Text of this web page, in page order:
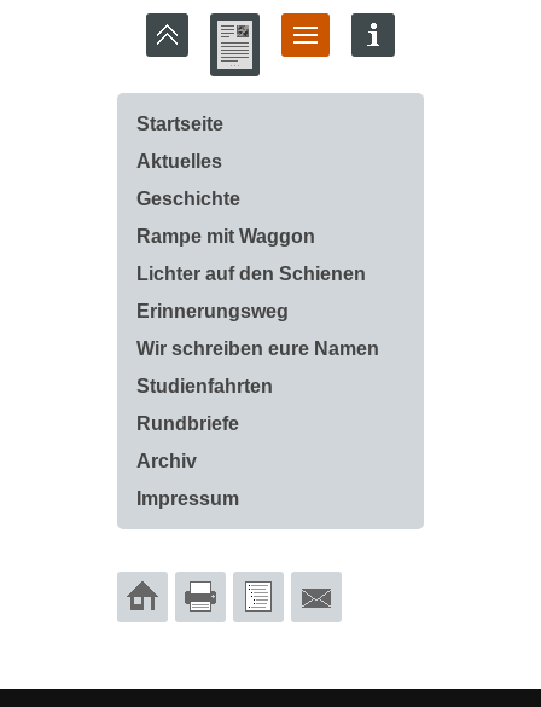
Startseite
Aktuelles
Geschichte
Rampe mit Waggon
Lichter auf den Schienen
Erinnerungsweg
Wir schreiben eure Namen
Studienfahrten
Rundbriefe
Archiv
Impressum